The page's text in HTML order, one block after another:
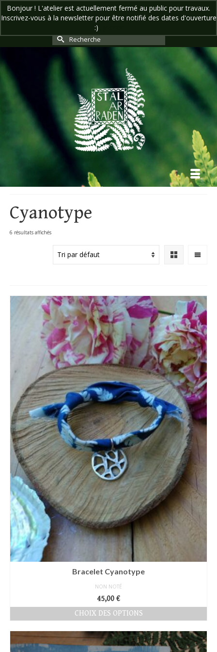
Bonjour ! L'atelier est actuellement fermé au public pour travaux.
Inscrivez-vous à la newsletter pour être notifié des dates d'ouverture
:)
Votre panier- 0,00€
Rechercher :
Cyanotype
6 résultats affichés
Bracelet Cyanotype
NON NOTÉ
45,00 €
CHOIX DES OPTIONS
produit
a